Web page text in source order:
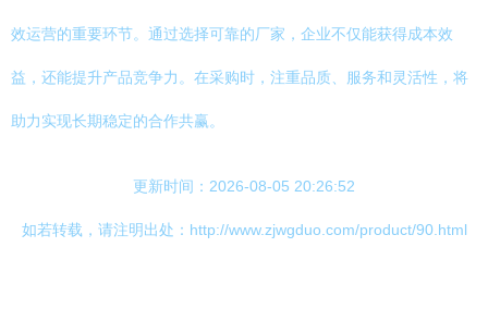
效运营的重要环节。通过选择可靠的厂家，企业不仅能获得成本效
益，还能提升产品竞争力。在采购时，注重品质、服务和灵活性，将
助力实现长期稳定的合作共赢。
更新时间：2026-08-05 20:26:52
如若转载，请注明出处：http://www.zjwgduo.com/product/90.html